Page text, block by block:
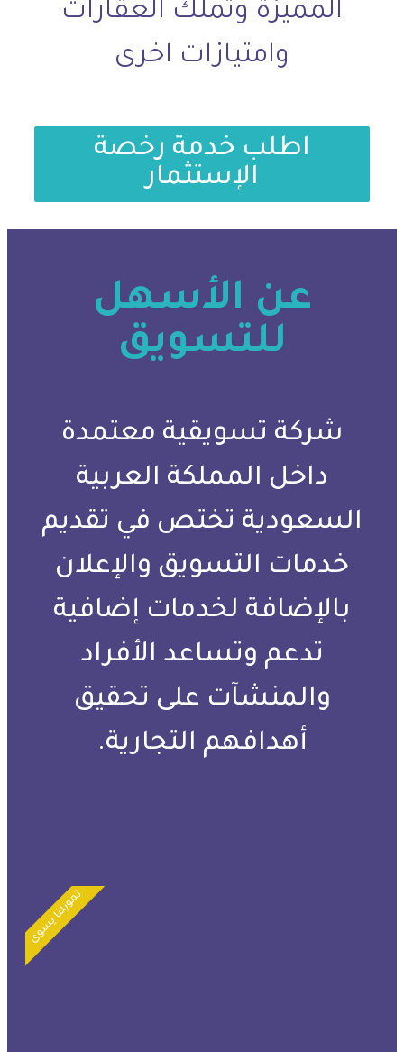
المميزة وتملك العقارات
وامتيازات اخرى
اطلب خدمة رخصة
الإستثمار
عن الأسهل
للتسويق
شركة تسويقية معتمدة
داخل المملكة العربية
السعودية تختص في تقديم
خدمات التسويق والإعلان
بالإضافة لخدمات إضافية
تدعم وتساعد الأفراد
والمنشآت على تحقيق
أهدافهم التجارية.
تمويلنا يسوى